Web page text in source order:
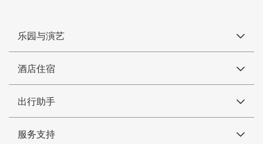
乐园与演艺
酒店住宿
出行助手
服务支持